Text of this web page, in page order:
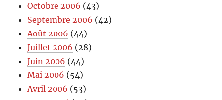
Octobre 2006 (43)
Septembre 2006 (42)
Août 2006 (44)
Juillet 2006 (28)
Juin 2006 (44)
Mai 2006 (54)
Avril 2006 (53)